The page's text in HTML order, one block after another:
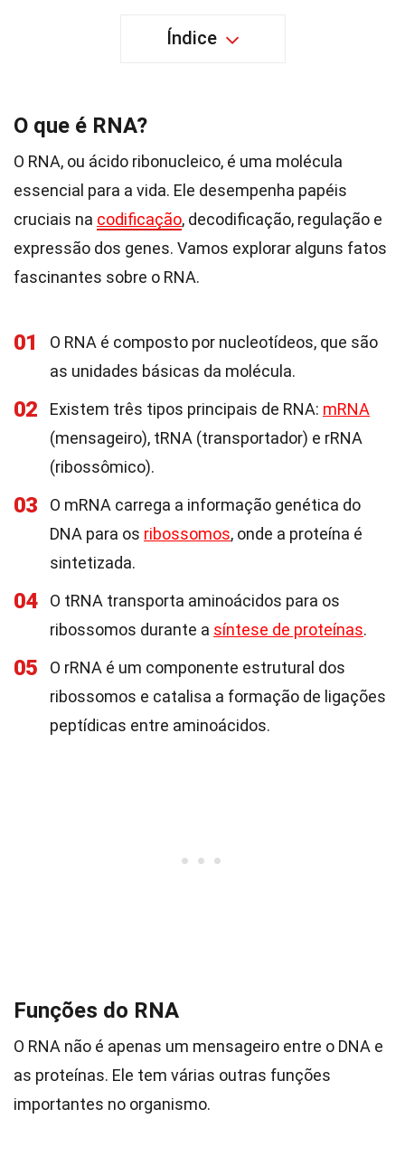
Índice
O que é RNA?
O RNA, ou ácido ribonucleico, é uma molécula
essencial para a vida. Ele desempenha papéis
cruciais na codificação, decodificação, regulação e
expressão dos genes. Vamos explorar alguns fatos
fascinantes sobre o RNA.
01
O RNA é composto por nucleotídeos, que são
as unidades básicas da molécula.
02 Existem três tipos principais de RNA: mRNA
(mensageiro), tRNA (transportador) e rRNA
(ribossômico).
03
O mRNA carrega a informação genética do
DNA para os ribossomos, onde a proteína é
sintetizada.
04
O tRNA transporta aminoácidos para os
ribossomos durante a síntese de proteínas.
05
O rRNA é um componente estrutural dos
ribossomos e catalisa a formação de ligações
peptídicas entre aminoácidos.
Funções do RNA
O RNA não é apenas um mensageiro entre o DNA e
as proteínas. Ele tem várias outras funções
importantes no organismo.